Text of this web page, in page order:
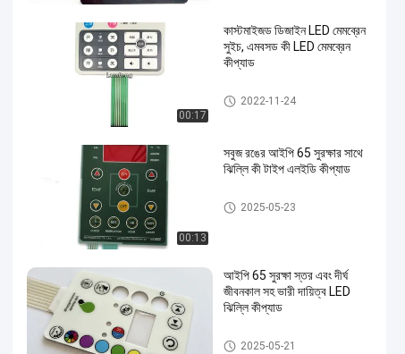
00:17
কাস্টমাইজড ডিজাইন LED মেমব্রেন
সুইচ, এমবসড কী LED মেমব্রেন
কীপ্যাড
LED মেমব্রেন কীপ্যাড
2022-11-24
00:13
সবুজ রঙের আইপি 65 সুরক্ষার সাথে
ঝিল্লি কী টাইপ এলইডি কীপ্যাড
LED মেমব্রেন কীপ্যাড
2025-05-23
আইপি 65 সুরক্ষা স্তর এবং দীর্ঘ
জীবনকাল সহ ভারী দায়িত্ব LED
ঝিল্লি কীপ্যাড
LED মেমব্রেন কীপ্যাড
2025-05-21